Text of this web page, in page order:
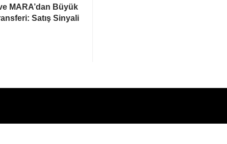
MARA’dan Büyük
Satış Sinyali